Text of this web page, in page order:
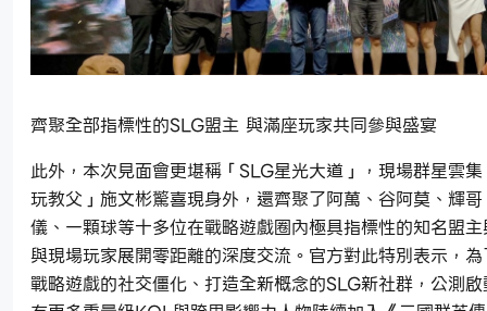
齊聚全部指標性的SLG盟主 與滿座玩家共同參與盛宴
此外，本次見面會更堪稱「SLG星光大道」，現場群星雲
玩教父」施文彬驚喜現身外，還齊聚了阿萬、谷阿莫、輝
儀、一顆球等十多位在戰略遊戲圈內極具指標性的知名盟
與現場玩家展開零距離的深度交流。官方對此特別表示，
戰略遊戲的社交僵化、打造全新概念的SLG新社群，公測